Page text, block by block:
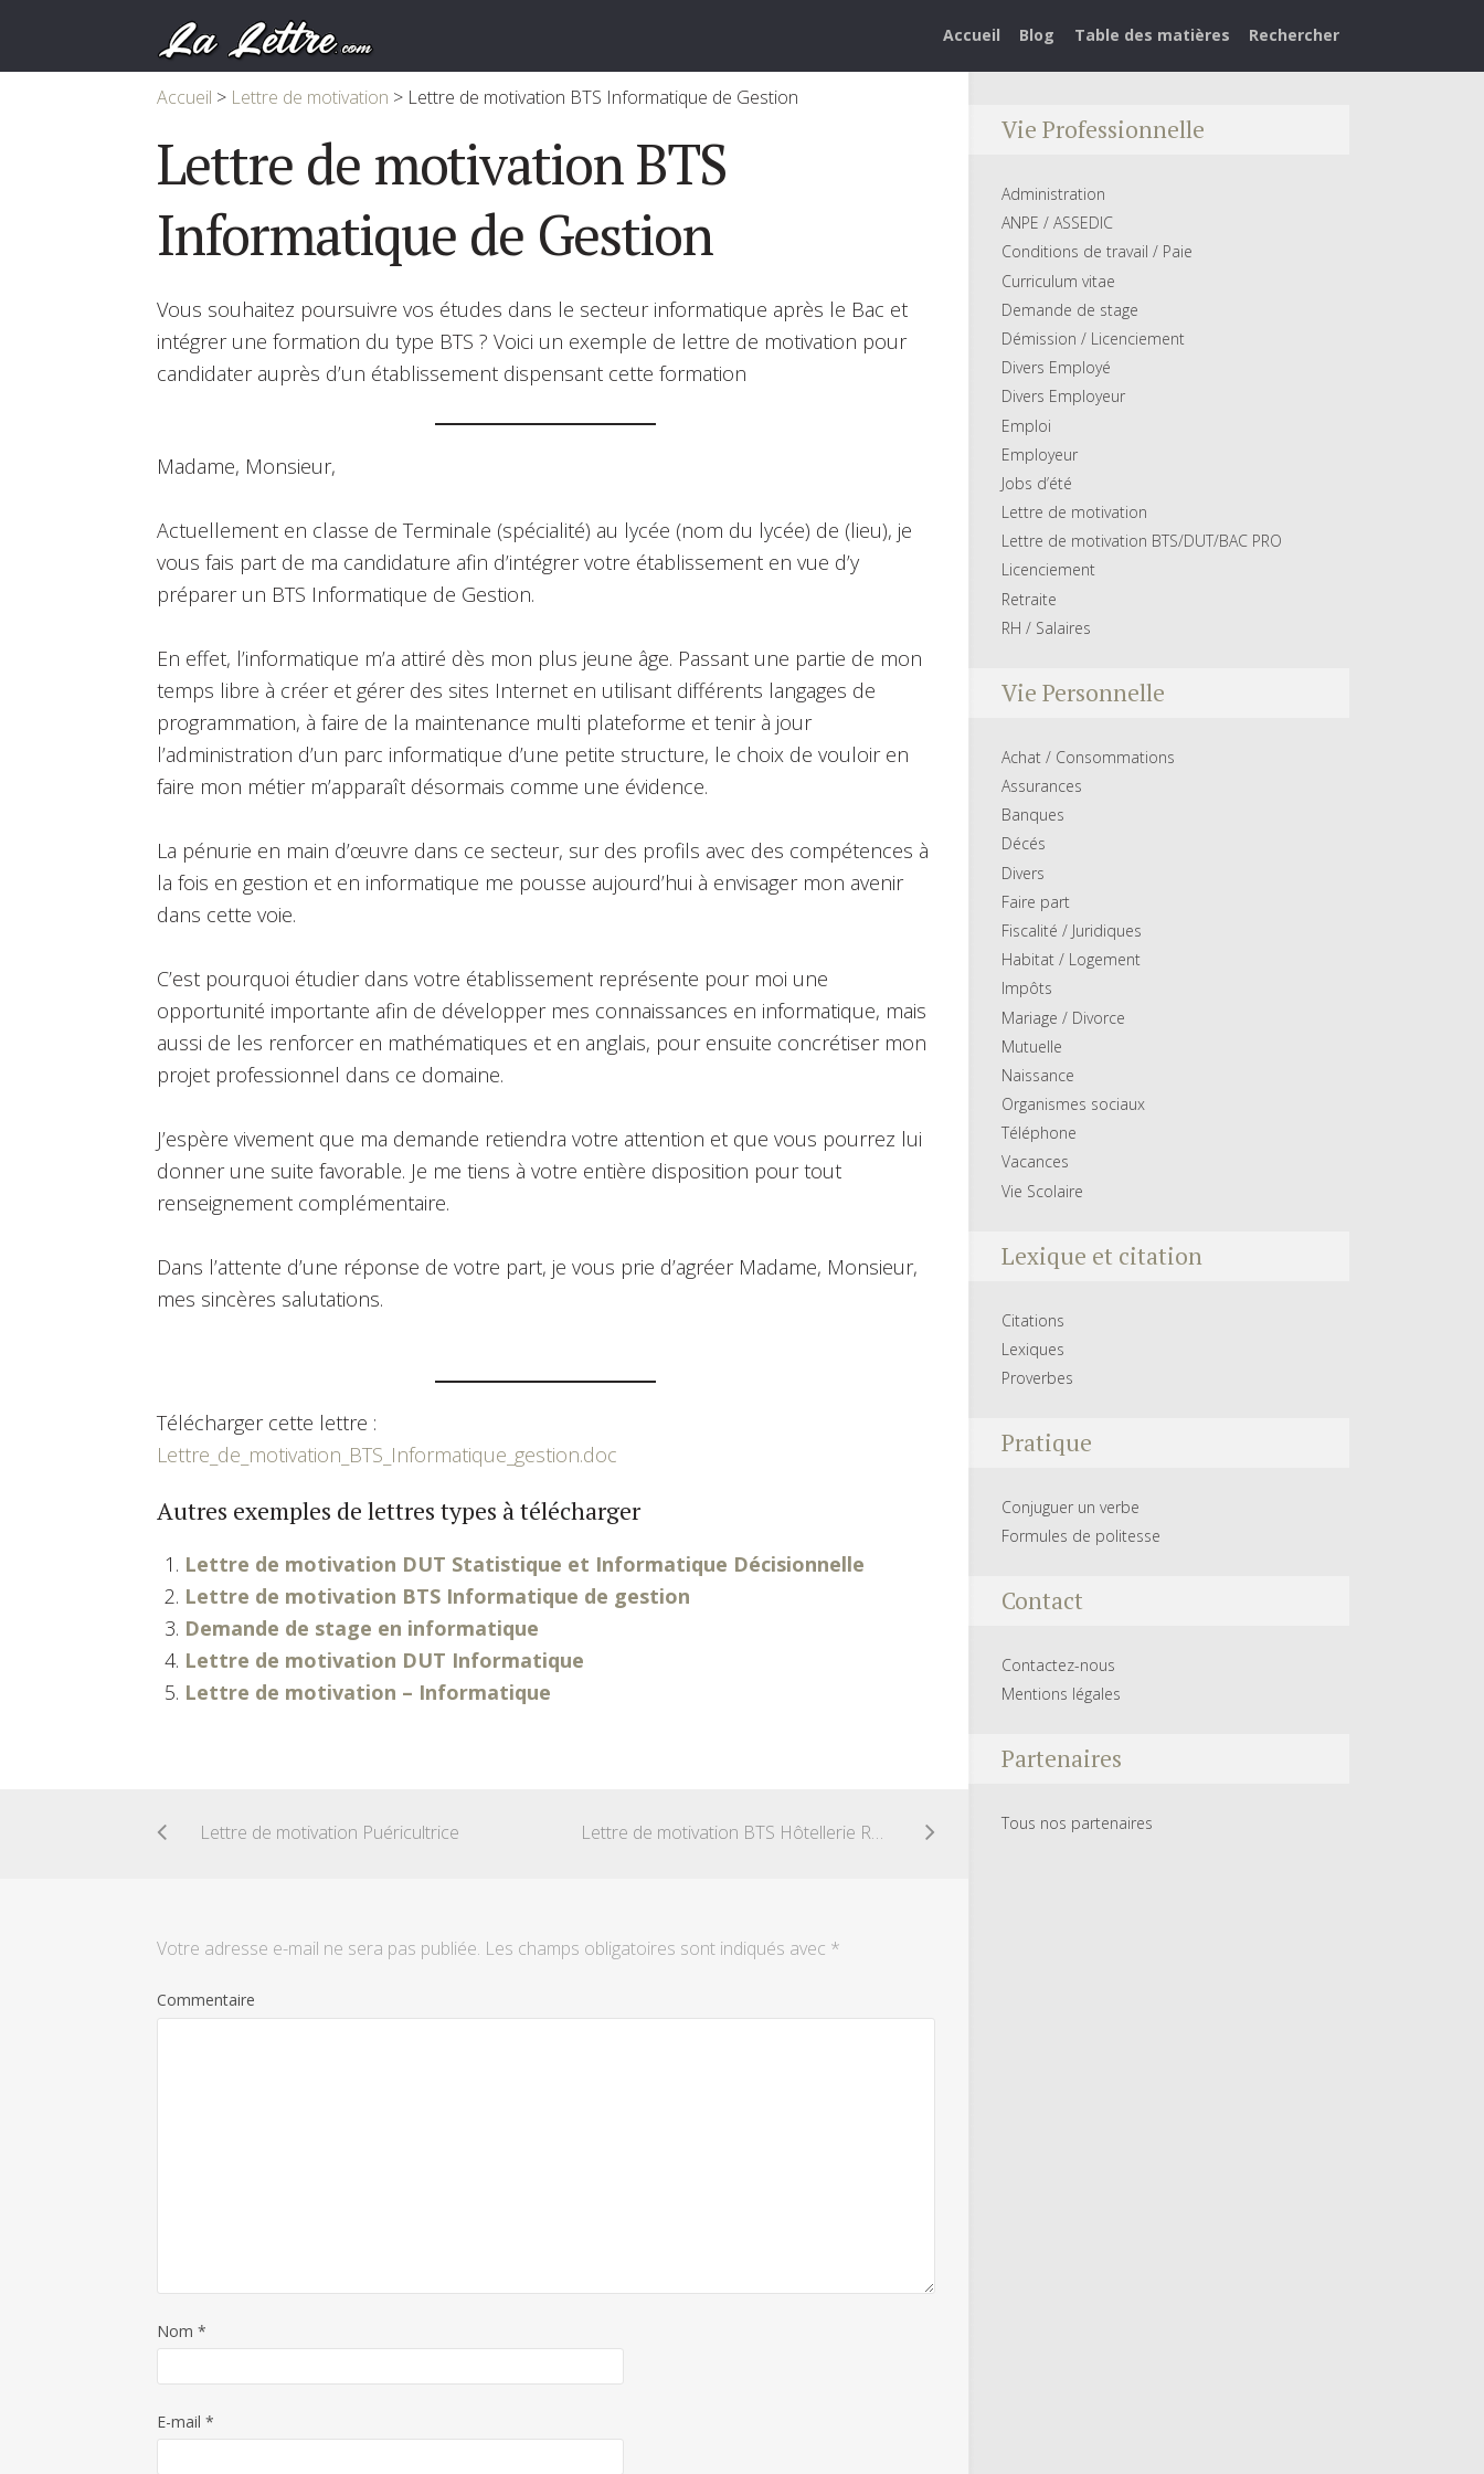
Accueil Blog Table des matières Rechercher
Accueil > Lettre de motivation > Lettre de motivation BTS Informatique de Gestion
Lettre de motivation BTS
Informatique de Gestion
Vous souhaitez poursuivre vos études dans le secteur informatique après le Bac et
intégrer une formation du type BTS ? Voici un exemple de lettre de motivation pour
candidater auprès d’un établissement dispensant cette formation
Madame, Monsieur,
Actuellement en classe de Terminale (spécialité) au lycée (nom du lycée) de (lieu), je
vous fais part de ma candidature afin d’intégrer votre établissement en vue d’y
préparer un BTS Informatique de Gestion.
En effet, l’informatique m’a attiré dès mon plus jeune âge. Passant une partie de mon
temps libre à créer et gérer des sites Internet en utilisant différents langages de
programmation, à faire de la maintenance multi plateforme et tenir à jour
l’administration d’un parc informatique d’une petite structure, le choix de vouloir en
faire mon métier m’apparaît désormais comme une évidence.
La pénurie en main d’œuvre dans ce secteur, sur des profils avec des compétences à
la fois en gestion et en informatique me pousse aujourd’hui à envisager mon avenir
dans cette voie.
C’est pourquoi étudier dans votre établissement représente pour moi une
opportunité importante afin de développer mes connaissances en informatique, mais
aussi de les renforcer en mathématiques et en anglais, pour ensuite concrétiser mon
projet professionnel dans ce domaine.
J’espère vivement que ma demande retiendra votre attention et que vous pourrez lui
donner une suite favorable. Je me tiens à votre entière disposition pour tout
renseignement complémentaire.
Dans l’attente d’une réponse de votre part, je vous prie d’agréer Madame, Monsieur,
mes sincères salutations.
Télécharger cette lettre :
Lettre_de_motivation_BTS_Informatique_gestion.doc
Autres exemples de lettres types à télécharger
Lettre de motivation DUT Statistique et Informatique Décisionnelle
Lettre de motivation BTS Informatique de gestion
Demande de stage en informatique
Lettre de motivation DUT Informatique
Lettre de motivation – Informatique
Lettre de motivation Puéricultrice Lettre de motivation BTS Hôtellerie Restauration
Votre adresse e-mail ne sera pas publiée. Les champs obligatoires sont indiqués avec *
Commentaire
Nom *
E-mail *
Vie Professionnelle
Administration
ANPE / ASSEDIC
Conditions de travail / Paie
Curriculum vitae
Demande de stage
Démission / Licenciement
Divers Employé
Divers Employeur
Emploi
Employeur
Jobs d’été
Lettre de motivation
Lettre de motivation BTS/DUT/BAC PRO
Licenciement
Retraite
RH / Salaires
Vie Personnelle
Achat / Consommations
Assurances
Banques
Décés
Divers
Faire part
Fiscalité / Juridiques
Habitat / Logement
Impôts
Mariage / Divorce
Mutuelle
Naissance
Organismes sociaux
Téléphone
Vacances
Vie Scolaire
Lexique et citation
Citations
Lexiques
Proverbes
Pratique
Conjuguer un verbe
Formules de politesse
Contact
Contactez-nous
Mentions légales
Partenaires
Tous nos partenaires